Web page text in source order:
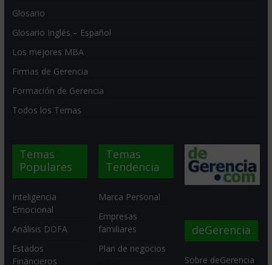
Glosario
Glosario Inglés – Español
Los mejores MBA
Firmas de Gerencia
Formación de Gerencia
Todos los Temas
Temas
Populares
Inteligencia
Emocional
Análisis DOFA
Estados
Financieros
Temas
Tendencia
Marca Personal
Empresas
familiares
Plan de negocios
deGerencia
Sobre deGerencia